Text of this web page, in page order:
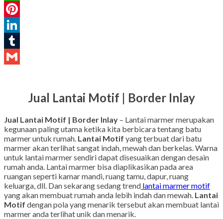
WhatsApp
Pinterest
LinkedIn
Tumblr
Jual Lantai Motif | Border Inlay
Jual Lantai Motif | Border Inlay – Lantai marmer merupakan
kegunaan paling utama ketika kita berbicara tentang batu
marmer untuk rumah. Lantai Motif yang terbuat dari batu
marmer akan terlihat sangat indah, mewah dan berkelas. Warna
untuk lantai marmer sendiri dapat disesuaikan dengan desain
rumah anda. Lantai marmer bisa diaplikasikan pada area
ruangan seperti kamar mandi, ruang tamu, dapur, ruang
keluarga, dll. Dan sekarang sedang trend lantai marmer motif
yang akan membuat rumah anda lebih indah dan mewah. Lantai
Motif dengan pola yang menarik tersebut akan membuat lantai
marmer anda terlihat unik dan menarik.